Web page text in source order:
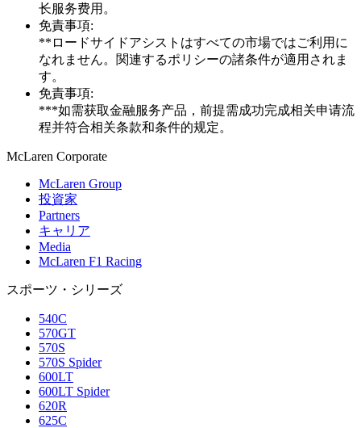
长服务费用。
免責事項:
**ロードサイドアシストはすべての市場ではご利用に
なれません。関連するポリシーの諸条件が適用されま
す。
免責事項:
***如需获取金融服务产品，前提需成功完成相关申请流
程并符合相关条款和条件的规定。
McLaren Corporate
McLaren Group
投資家
Partners
キャリア
Media
McLaren F1 Racing
スポーツ・シリーズ
540C
570GT
570S
570S Spider
600LT
600LT Spider
620R
625C